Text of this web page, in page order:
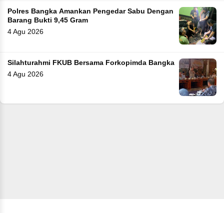
Polres Bangka Amankan Pengedar Sabu Dengan
Barang Bukti 9,45 Gram
4 Agu 2026
Silahturahmi FKUB Bersama Forkopimda Bangka
4 Agu 2026